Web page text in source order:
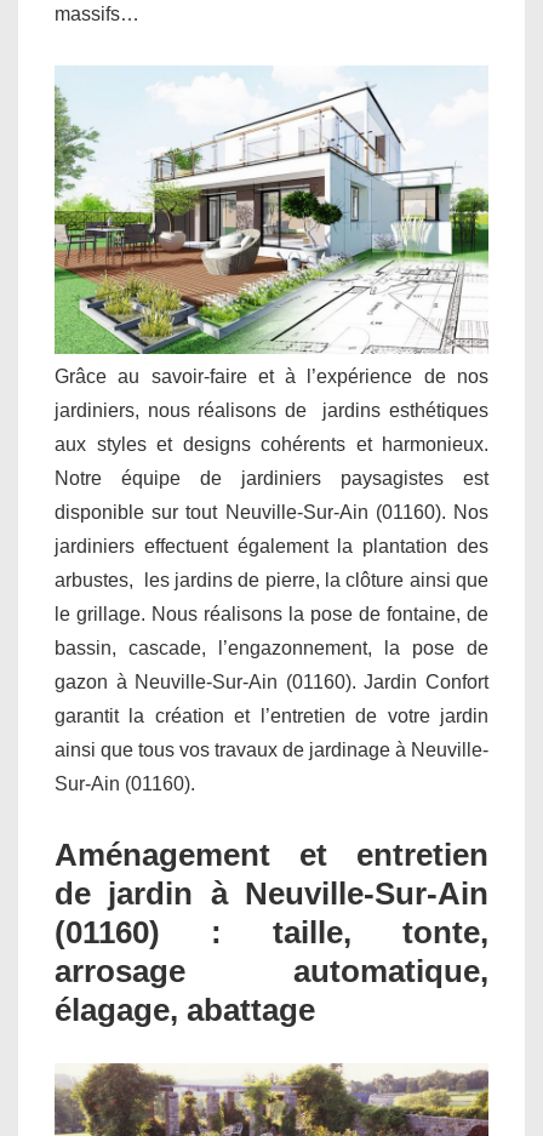
massifs…
Grâce au savoir-faire et à l’expérience de nos
jardiniers, nous réalisons de jardins esthétiques
aux styles et designs cohérents et harmonieux.
Notre équipe de jardiniers paysagistes est
disponible sur tout Neuville-Sur-Ain (01160). Nos
jardiniers effectuent également la plantation des
arbustes, les jardins de pierre, la clôture ainsi que
le grillage. Nous réalisons la pose de fontaine, de
bassin, cascade, l’engazonnement, la pose de
gazon à Neuville-Sur-Ain (01160). Jardin Confort
garantit la création et l’entretien de votre jardin
ainsi que tous vos travaux de jardinage à Neuville-
Sur-Ain (01160).
Aménagement et entretien
de jardin à Neuville-Sur-Ain
(01160) : taille, tonte,
arrosage automatique,
élagage, abattage